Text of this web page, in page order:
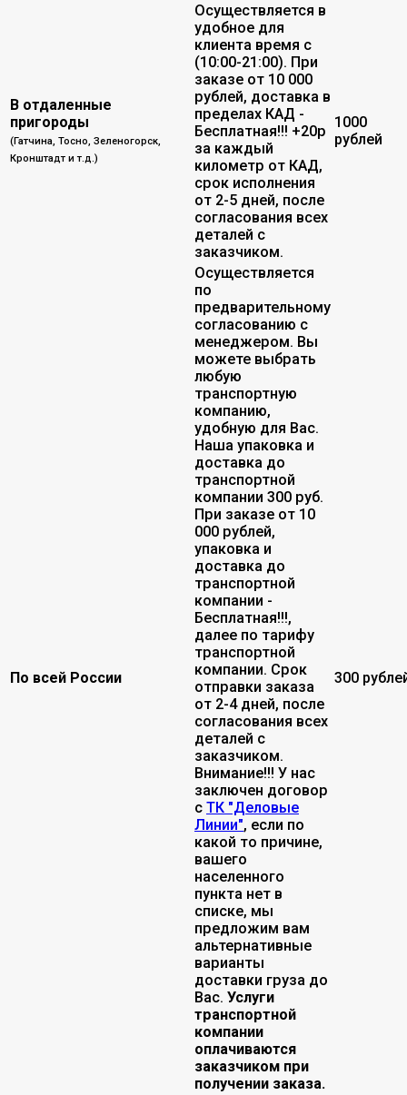
В отдаленные
пригороды
(Гатчина, Тосно, Зеленогорск,
Кронштадт и т.д.)
Осуществляется в
удобное для
клиента время с
(10:00-21:00). При
заказе от 10 000
рублей, доставка в
пределах КАД -
Бесплатная!!! +20р
за каждый
километр от КАД,
срок исполнения
от 2-5 дней, после
согласования всех
деталей с
заказчиком.
1000
рублей
По всей России
Осуществляется
по
предварительному
согласованию с
менеджером. Вы
можете выбрать
любую
транспортную
компанию,
удобную для Вас.
Наша упаковка и
доставка до
транспортной
компании 300 руб.
При заказе от 10
000 рублей,
упаковка и
доставка до
транспортной
компании -
Бесплатная!!!,
далее по тарифу
транспортной
компании. Срок
отправки заказа
от 2-4 дней, после
согласования всех
деталей с
заказчиком.
Внимание!!! У нас
заключен договор
с ТК "Деловые
Линии", если по
какой то причине,
вашего
населенного
пункта нет в
списке, мы
предложим вам
альтернативные
варианты
доставки груза до
Вас. Услуги
транспортной
компании
оплачиваются
заказчиком при
получении заказа.
300